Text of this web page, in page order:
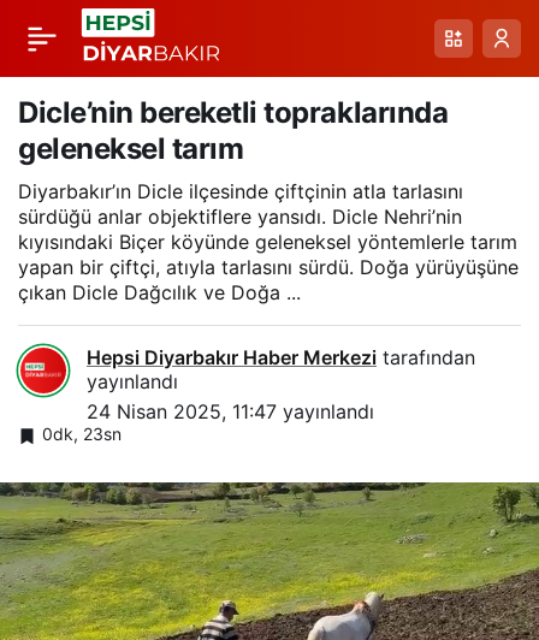
Dicle’nin bereketli topraklarında
geleneksel tarım
Diyarbakır’ın Dicle ilçesinde çiftçinin atla tarlasını
sürdüğü anlar objektiflere yansıdı. Dicle Nehri’nin
kıyısındaki Biçer köyünde geleneksel yöntemlerle tarım
yapan bir çiftçi, atıyla tarlasını sürdü. Doğa yürüyüşüne
çıkan Dicle Dağcılık ve Doğa ...
Hepsi Diyarbakır Haber Merkezi tarafından
yayınlandı
24 Nisan 2025, 11:47 yayınlandı
0dk, 23sn
Kızılay’dan DİKO
Başkanı Yüksel’e
teşekkür plaketi
Paylaş